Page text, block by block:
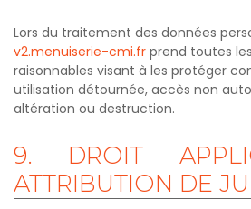
Lors du traitement des données
v2.menuiserie-cmi.fr prend toutes
raisonnables visant à les protéger
utilisation détournée, accès non
altération ou destruction.
9. DROIT
ATTRIBUTION DE